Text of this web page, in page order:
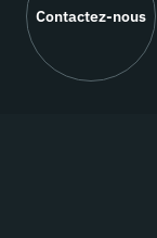
Contactez-nous